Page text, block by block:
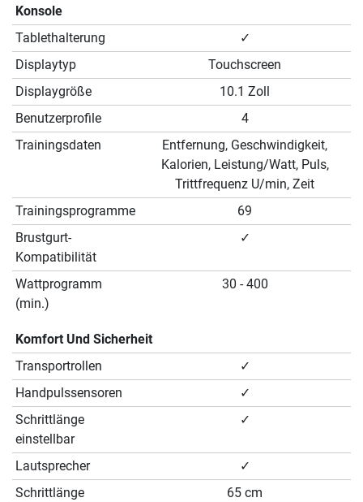
Konsole
Tablethalterung
✓
Displaytyp
Touchscreen
Displaygröße
10.1 Zoll
Benutzerprofile
4
Trainingsdaten
Entfernung, Geschwindigkeit,
Kalorien, Leistung/Watt, Puls,
Trittfrequenz U/min, Zeit
Trainingsprogramme
69
Brustgurt-
Kompatibilität
✓
Wattprogramm
(min.)
30 - 400
Komfort Und Sicherheit
Transportrollen
✓
Handpulssensoren
✓
Schrittlänge
einstellbar
✓
Lautsprecher
✓
Schrittlänge
65 cm